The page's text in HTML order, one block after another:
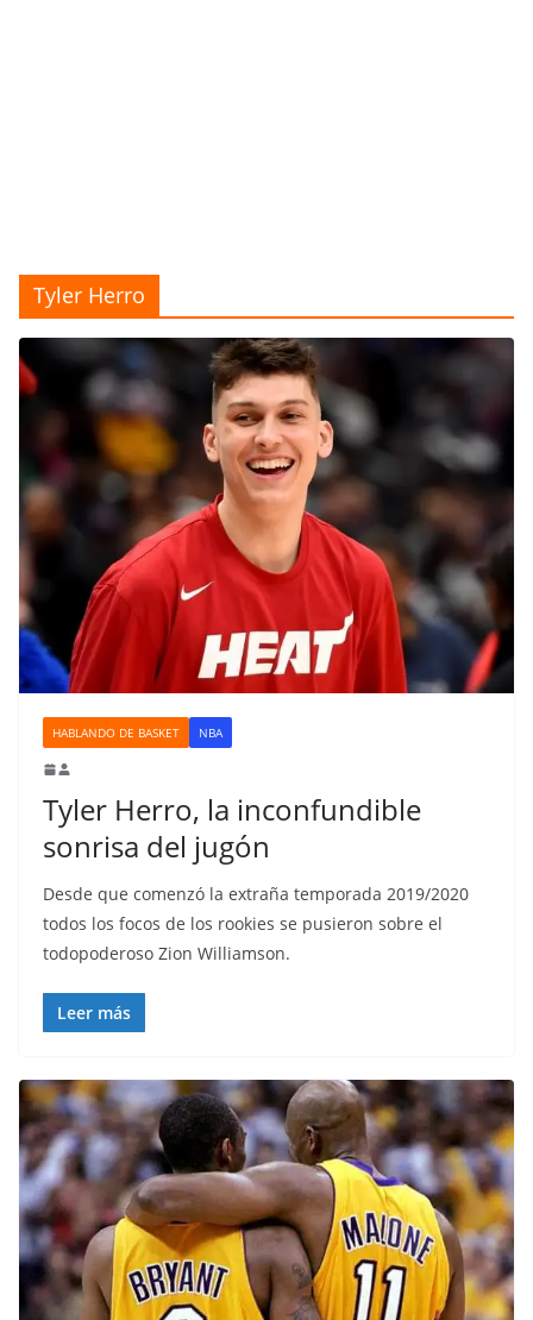
Tyler Herro
HABLANDO DE BASKET NBA
Tyler Herro, la inconfundible
sonrisa del jugón
Desde que comenzó la extraña temporada 2019/2020
todos los focos de los rookies se pusieron sobre el
todopoderoso Zion Williamson.
Leer más